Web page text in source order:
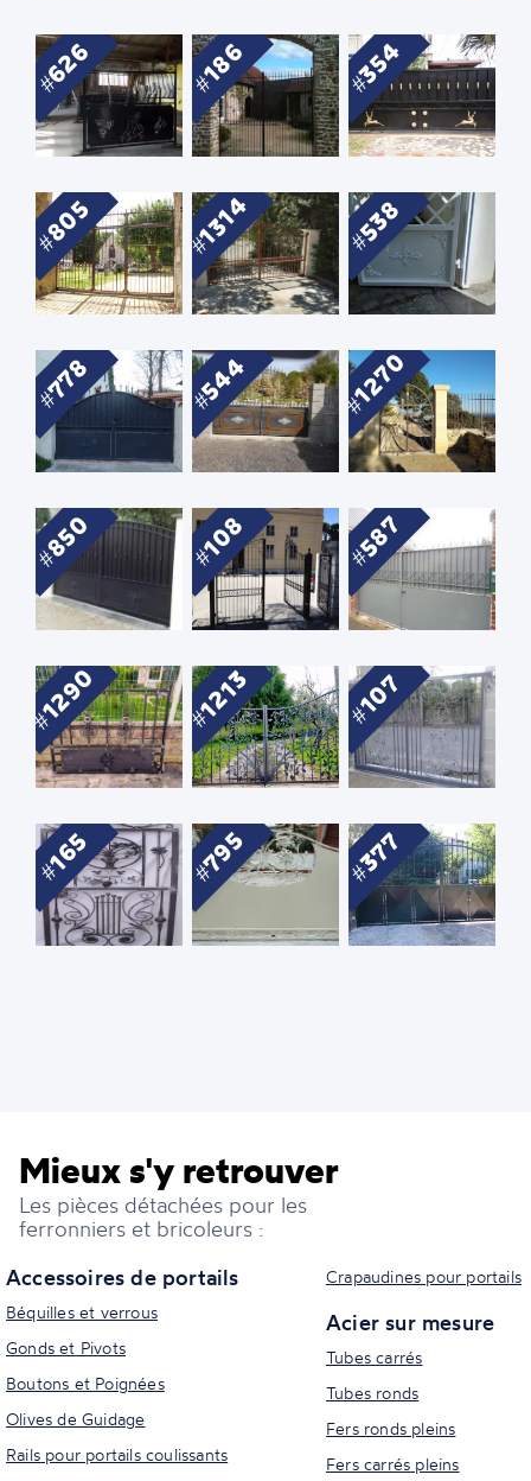
626 186 354
805 1314 538
778 544 1270
850 108 587
1290 1213 107
165 795 377
Mieux s'y retrouver
Les pièces détachées pour les
ferronniers et bricoleurs :
Accessoires de portails
Béquilles et verrous
Gonds et Pivots
Boutons et Poignées
Olives de Guidage
Rails pour portails coulissants
Crapaudines pour portails
Acier sur mesure
Tubes carrés
Tubes ronds
Fers ronds pleins
Fers carrés pleins